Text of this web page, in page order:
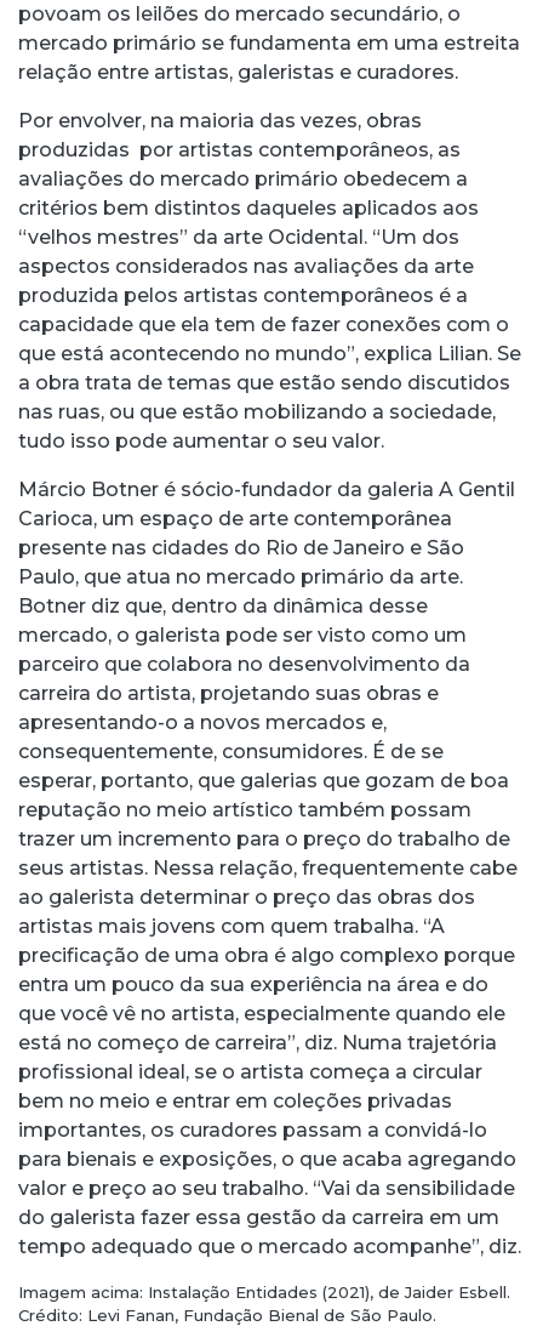
povoam os leilões do mercado secundário, o
mercado primário se fundamenta em uma estreita
relação entre artistas, galeristas e curadores.
Por envolver, na maioria das vezes, obras
produzidas por artistas contemporâneos, as
avaliações do mercado primário obedecem a
critérios bem distintos daqueles aplicados aos
“velhos mestres” da arte Ocidental. “Um dos
aspectos considerados nas avaliações da arte
produzida pelos artistas contemporâneos é a
capacidade que ela tem de fazer conexões com o
que está acontecendo no mundo”, explica Lilian. Se
a obra trata de temas que estão sendo discutidos
nas ruas, ou que estão mobilizando a sociedade,
tudo isso pode aumentar o seu valor.
Márcio Botner é sócio-fundador da galeria A Gentil
Carioca, um espaço de arte contemporânea
presente nas cidades do Rio de Janeiro e São
Paulo, que atua no mercado primário da arte.
Botner diz que, dentro da dinâmica desse
mercado, o galerista pode ser visto como um
parceiro que colabora no desenvolvimento da
carreira do artista, projetando suas obras e
apresentando-o a novos mercados e,
consequentemente, consumidores. É de se
esperar, portanto, que galerias que gozam de boa
reputação no meio artístico também possam
trazer um incremento para o preço do trabalho de
seus artistas. Nessa relação, frequentemente cabe
ao galerista determinar o preço das obras dos
artistas mais jovens com quem trabalha. “A
precificação de uma obra é algo complexo porque
entra um pouco da sua experiência na área e do
que você vê no artista, especialmente quando ele
está no começo de carreira”, diz. Numa trajetória
profissional ideal, se o artista começa a circular
bem no meio e entrar em coleções privadas
importantes, os curadores passam a convidá-lo
para bienais e exposições, o que acaba agregando
valor e preço ao seu trabalho. “Vai da sensibilidade
do galerista fazer essa gestão da carreira em um
tempo adequado que o mercado acompanhe”, diz.
Imagem acima: Instalação Entidades (2021), de Jaider Esbell.
Crédito: Levi Fanan, Fundação Bienal de São Paulo.